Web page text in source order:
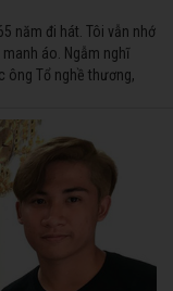
năm đi hát. Tôi vẫn nhớ
áo. Ngẫm nghĩ
ông Tổ nghề thương,
danh với nghiệp ca